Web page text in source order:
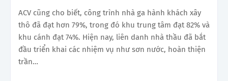
ACV cũng cho biết, công trình nhà ga hành khách xây
thô đã đạt hơn 79%, trong đó khu trung tâm đạt 82% và
khu cánh đạt 74%. Hiện nay, liên danh nhà thầu đã bắt
đầu triển khai các nhiệm vụ như sơn nước, hoàn thiện
trần…